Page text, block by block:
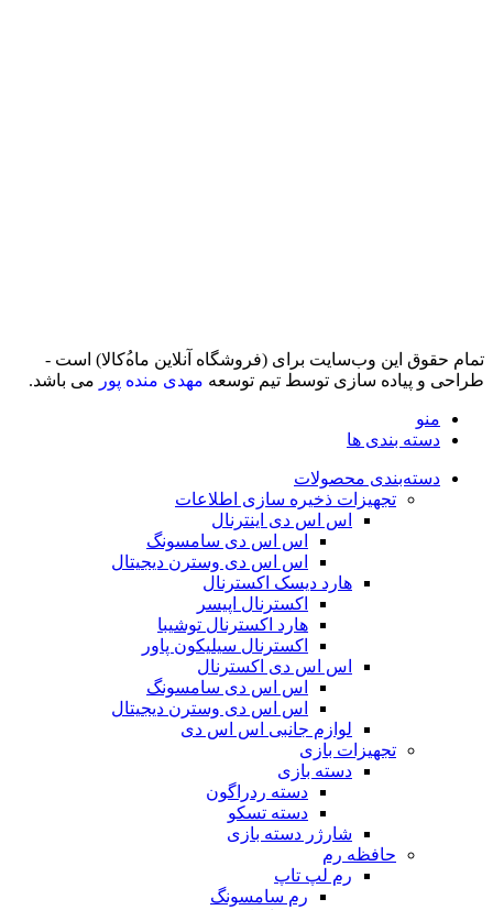
تمام حقوق اين وب‌سايت برای (فروشگاه آنلاین ماه‌‌‌‌‌‌ُکالا) است -
طراحی و پیاده سازی توسط تیم توسعه مهدی منده پور می باشد.
منو
دسته بندی ها
دسته‌بندی محصولات
تجهیزات ذخیره سازی اطلاعات
اس اس دی اینترنال
اس اس دی سامسونگ
اس اس دی وسترن دیجیتال
هارد دیسک اکسترنال
اکسترنال اپیسر
هارد اکسترنال توشیبا
اکسترنال سیلیکون پاور
اس اس دی اکسترنال
اس اس دی سامسونگ
اس اس دی وسترن دیجیتال
لوازم جانبی اس اس دی
تجهیزات بازی
دسته بازی
دسته ردراگون
دسته تسکو
شارژر دسته بازی
حافظه رم
رم لپ تاپ
رم سامسونگ